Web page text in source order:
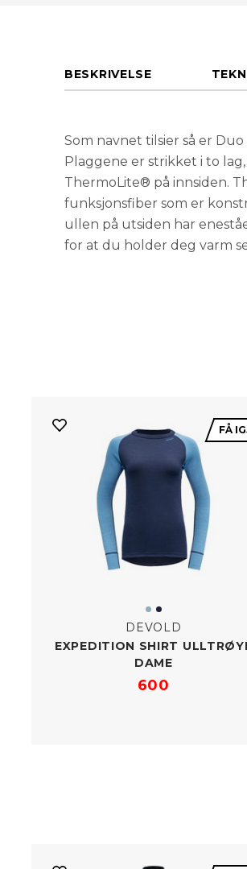
BESKRIVELSE
Som navnet tilsier så er
Plaggene er strikket i to
ThermoLite® på innsiden.
funksjonsfiber som er
ullen på utsiden har
for at du holder deg varm
FÅ
DEVOLD
EXPEDITION SHIRT
DAME
600